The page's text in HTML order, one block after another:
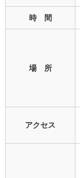
時 間
場 所
アクセス